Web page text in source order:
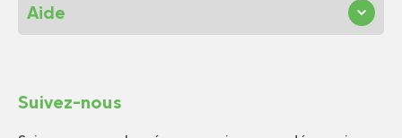
Aide
Suivez-nous